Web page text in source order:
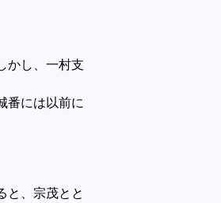
かし、一村支
番には以前に
と、宗茂とと